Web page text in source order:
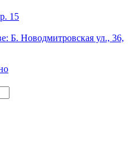
15
Б. Новодмитровская ул., 36,